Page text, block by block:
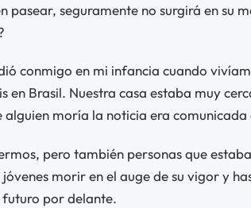
pasear, seguramente no surgirá en su
conmigo en mi infancia cuando
en Brasil. Nuestra casa estaba muy
alguien moría la noticia era
pero también personas que
morir en el auge de su vigor y
por delante.